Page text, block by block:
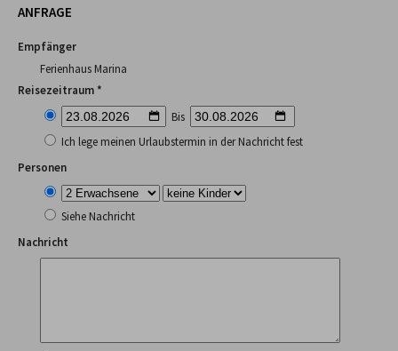
ANFRAGE
Empfänger
Ferienhaus Marina
Reisezeitraum *
Bis
Ich lege meinen Urlaubstermin in der Nachricht fest
Personen
Siehe Nachricht
Nachricht